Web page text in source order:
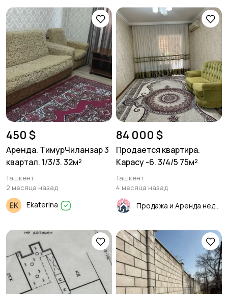
450 $
Аренда. ТимурЧиланзар 3
квартал. 1/3/3. 32м²
Ташкент
2 месяца назад
Ekaterina
84 000 $
Продается квартира.
Карасу -6. 3/4/5 75м²
Ташкент
4 месяца назад